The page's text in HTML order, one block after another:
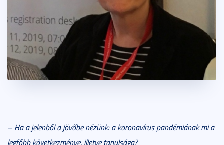
– Ha a jelenből a jövőbe nézünk: a koronavírus pandémiának mi a
legfőbb következménye, illetve tanulsága?